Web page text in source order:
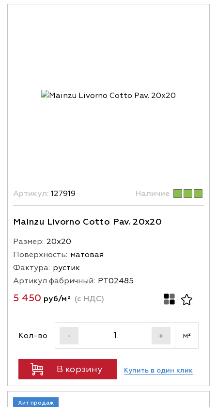
Артикул: 127919 Наличие
Mainzu Livorno Cotto Pav. 20x20
Размер: 20х20
Поверхность: матовая
Фактура: рустик
Артикул фабричный: PT02485
5 450 руб/м² (с НДС)
Кол-во - + м²
В корзину Купить в один клик
Хит продаж